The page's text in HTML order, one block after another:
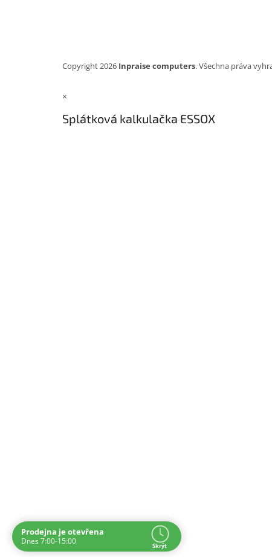
Copyright 2026 Inpraise computers. Všechna práva
×
Splátková kalkulačka ESSOX
Prodejna je otevřena
Dnes 7:00-15:00
Skrýt
Navštivte nás osobně
Čas